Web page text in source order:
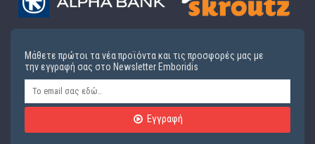
Μάθετε πρώτοι τα νέα προϊόντα και τις προσφορές μας με
την εγγραφή σας στο Newsletter Emboridis
Εγγραφή